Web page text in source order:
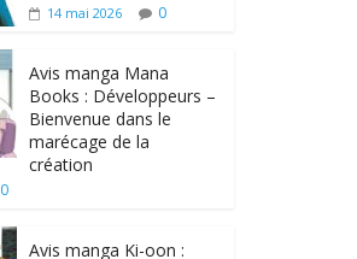
14 mai 2026 0
Avis manga Mana
Books : Développeurs –
Bienvenue dans le
marécage de la
création
0
Avis manga Ki-oon :